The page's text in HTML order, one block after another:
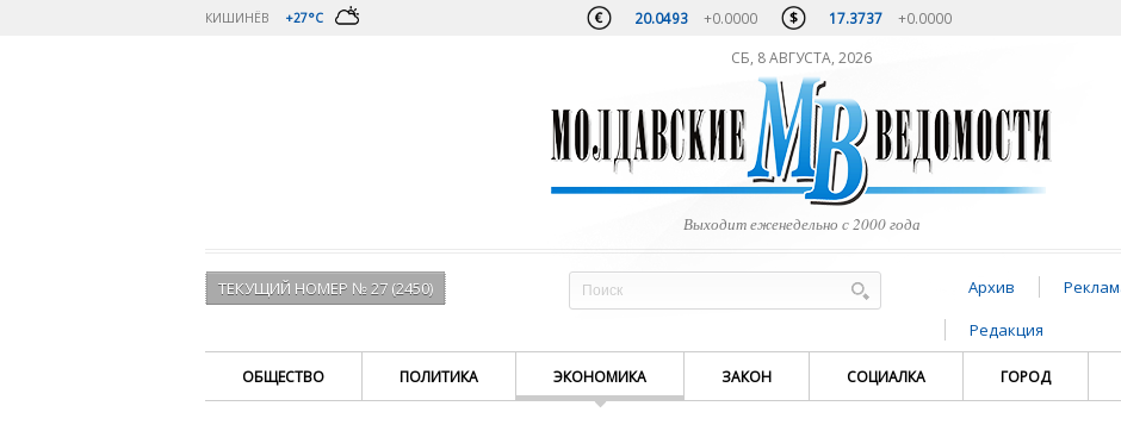
КИШИНЁВ +27°C 20.0493 +0.0000 17.3737 +0.0000
СБ, 8 АВГУСТА, 2026
Выходит еженедельно с 2000 года
ТЕКУЩИЙ НОМЕР № 27 (2450) Архив
Редакция
ОБЩЕСТВО ПОЛИТИКА ЭКОНОМИКА ЗАКОН СОЦИАЛКА ГОРОД